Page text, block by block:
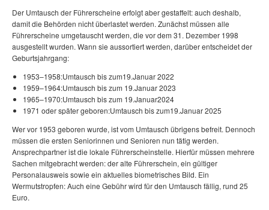
Der Umtausch der Führerscheine erfolgt aber gestaffelt: auch deshalb,
damit die Behörden nicht überlastet werden. Zunächst müssen alle
Führerscheine umgetauscht werden, die vor dem 31. Dezember 1998
ausgestellt wurden. Wann sie aussortiert werden, darüber entscheidet der
Geburtsjahrgang:
1953–1958:Umtausch bis zum19.Januar 2022
1959–1964:Umtausch bis zum 19.Januar 2023
1965–1970:Umtausch bis zum 19.Januar2024
1971 oder später geboren:Umtausch bis zum19.Januar 2025
Wer vor 1953 geboren wurde, ist vom Umtausch übrigens befreit. Dennoch
müssen die ersten Seniorinnen und Senioren nun tätig werden.
Ansprechpartner ist die lokale Führerscheinstelle. Hierfür müssen mehrere
Sachen mitgebracht werden: der alte Führerschein, ein gültiger
Personalausweis sowie ein aktuelles biometrisches Bild. Ein
Wermutstropfen: Auch eine Gebühr wird für den Umtausch fällig, rund 25
Euro.